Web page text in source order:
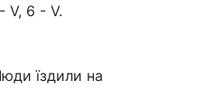
V, 6 - V.
їздили на